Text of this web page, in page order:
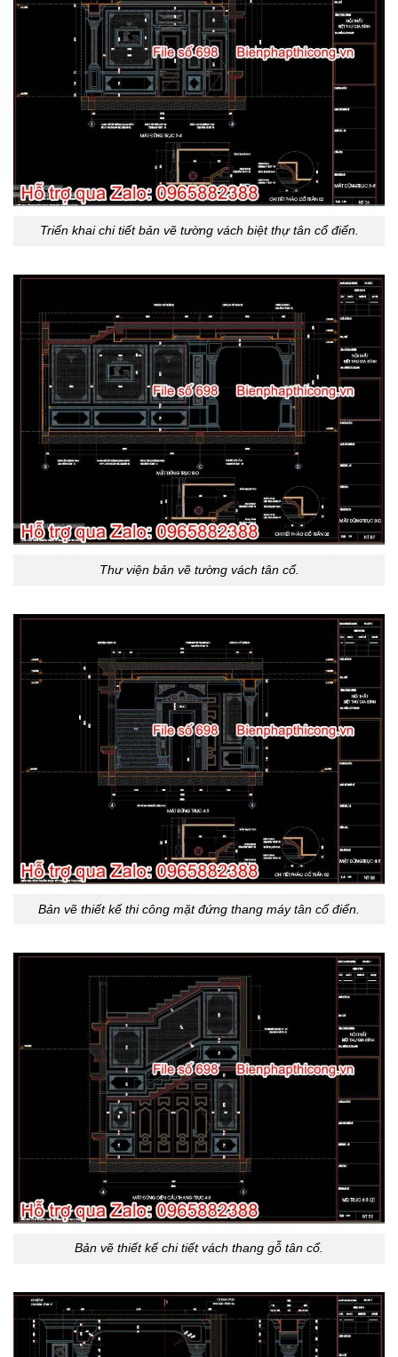
Triển khai chi tiết bản vẽ tường vách biệt thự tân cổ điển.
Thư viện bản vẽ tường vách tân cổ.
Bản vẽ thiết kế thi công mặt đứng thang máy tân cổ điển.
Bản vẽ thiết kế chi tiết vách thang gỗ tân cổ.